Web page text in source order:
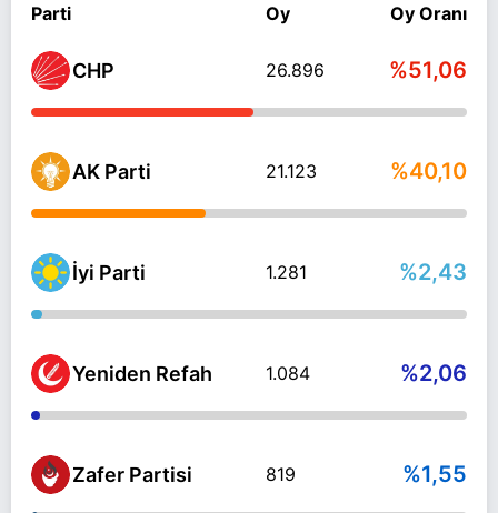
Parti Oy Oy Oranı
CHP 26.896 %51,06
AK Parti 21.123 %40,10
İyi Parti 1.281 %2,43
Yeniden Refah 1.084 %2,06
Zafer Partisi 819 %1,55